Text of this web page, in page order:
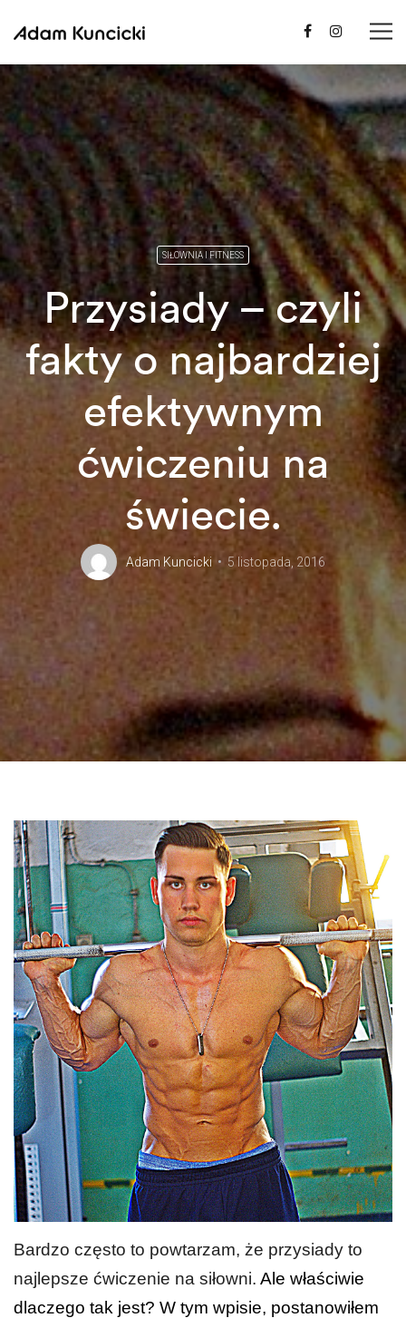
SIŁOWNIA I FITNESS
Przysiady – czyli
fakty o najbardziej
efektywnym
ćwiczeniu na
świecie.
Adam Kuncicki 5 listopada, 2016
Bardzo często to powtarzam, że przysiady to
najlepsze ćwiczenie na siłowni. Ale właściwie
dlaczego tak jest? W tym wpisie, postanowiłem